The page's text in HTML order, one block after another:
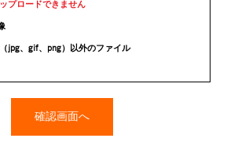
プロードできません
jpg、gif、png）以外のファイル
確認画面へ